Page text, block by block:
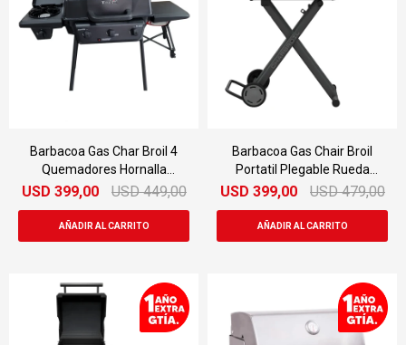
Barbacoa Gas Char Broil 4
Quemadores Hornalla
Exterior
USD 399,00 USD 449,00
Barbacoa Gas Chair Broil
Portatil Plegable Rueda
Plancha
USD 399,00 USD 479,00